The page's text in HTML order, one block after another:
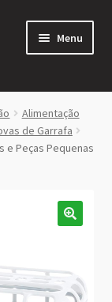
Menu
menu
Alimentação
de Garrafa
e Peças Pequenas